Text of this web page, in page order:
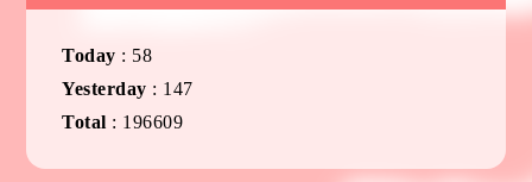
Today : 58
Yesterday : 147
Total : 196609